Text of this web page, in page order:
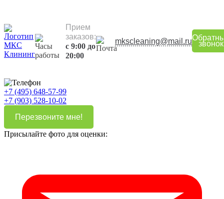
Прием
заказов:
с 9:00 до
20:00
mkscleaning@mail.ru звонок
+7 (495) 648-57-99
+7 (903) 528-10-02
Перезвоните мне!
Присылайте фото для оценки: